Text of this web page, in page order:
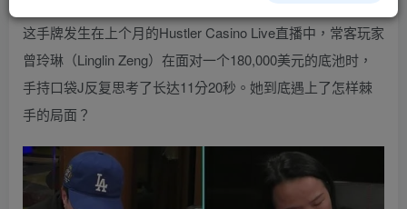
这手牌发生在上个月的Hustler Casino Live直播中，常客玩家
曾玲琳（Linglin Zeng）在面对一个180,000美元的底池时，
手持口袋J反复思考了长达11分20秒。她到底遇上了怎样棘
手的局面？